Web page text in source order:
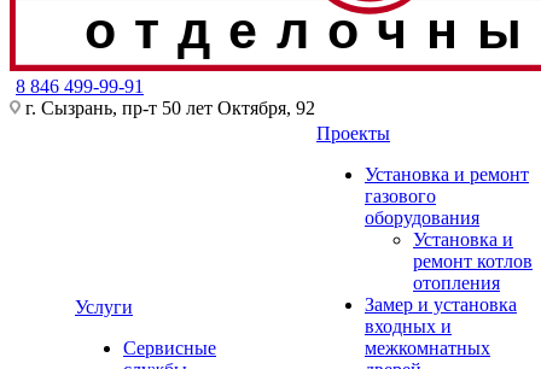
8 846 499-99-91
г. Сызрань, пр-т 50 лет Октября, 92
Услуги
Сервисные
Проекты
Установка и ремонт
газового
оборудования
Установка и
ремонт котлов
отопления
Замер и установка
входных и
межкомнатных